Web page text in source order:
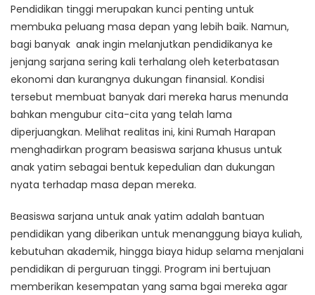
Pendidikan tinggi merupakan kunci penting untuk
membuka peluang masa depan yang lebih baik. Namun,
bagi banyak anak ingin melanjutkan pendidikanya ke
jenjang sarjana sering kali terhalang oleh keterbatasan
ekonomi dan kurangnya dukungan finansial. Kondisi
tersebut membuat banyak dari mereka harus menunda
bahkan mengubur cita-cita yang telah lama
diperjuangkan. Melihat realitas ini, kini Rumah Harapan
menghadirkan program beasiswa sarjana khusus untuk
anak yatim sebagai bentuk kepedulian dan dukungan
nyata terhadap masa depan mereka.
Beasiswa sarjana untuk anak yatim adalah bantuan
pendidikan yang diberikan untuk menanggung biaya kuliah,
kebutuhan akademik, hingga biaya hidup selama menjalani
pendidikan di perguruan tinggi. Program ini bertujuan
memberikan kesempatan yang sama bgai mereka agar